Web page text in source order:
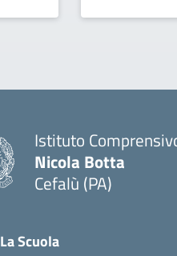
Istituto
Nicola Botta
Cefalù (PA)
La Scuola